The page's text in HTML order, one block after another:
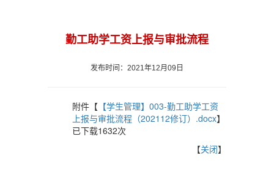
勤工助学工资上报与审批流程
发布时间：2021年12月09日
附件【【学生管理】003-勤工助学工资
上报与审批流程（202112修订）.docx】
已下载1632次
【关闭】